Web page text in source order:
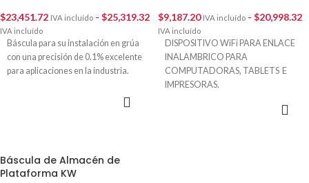
$23,451.72 IVA incluído - $25,319.32
IVA incluído
Báscula para su instalación en grúa
con una precisión de 0.1% excelente
para aplicaciones en la industria.
$9,187.20 IVA incluído - $20,998.32
IVA incluído
DISPOSITIVO WiFi PARA ENLACE
INALAMBRICO PARA
COMPUTADORAS, TABLETS E
IMPRESORAS.
Su conectividad inalámbrica nos
Báscula de Almacén de
Plataforma KW